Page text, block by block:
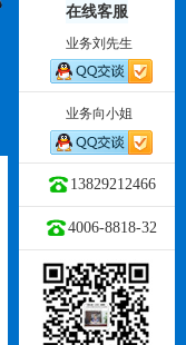
在线客服
业务刘先生
业务向小姐
13829212466
4006-8818-32